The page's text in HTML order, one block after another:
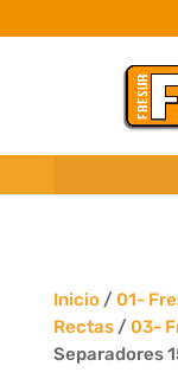
Inicio/ 01-
Rectas/ 03-
Separadores